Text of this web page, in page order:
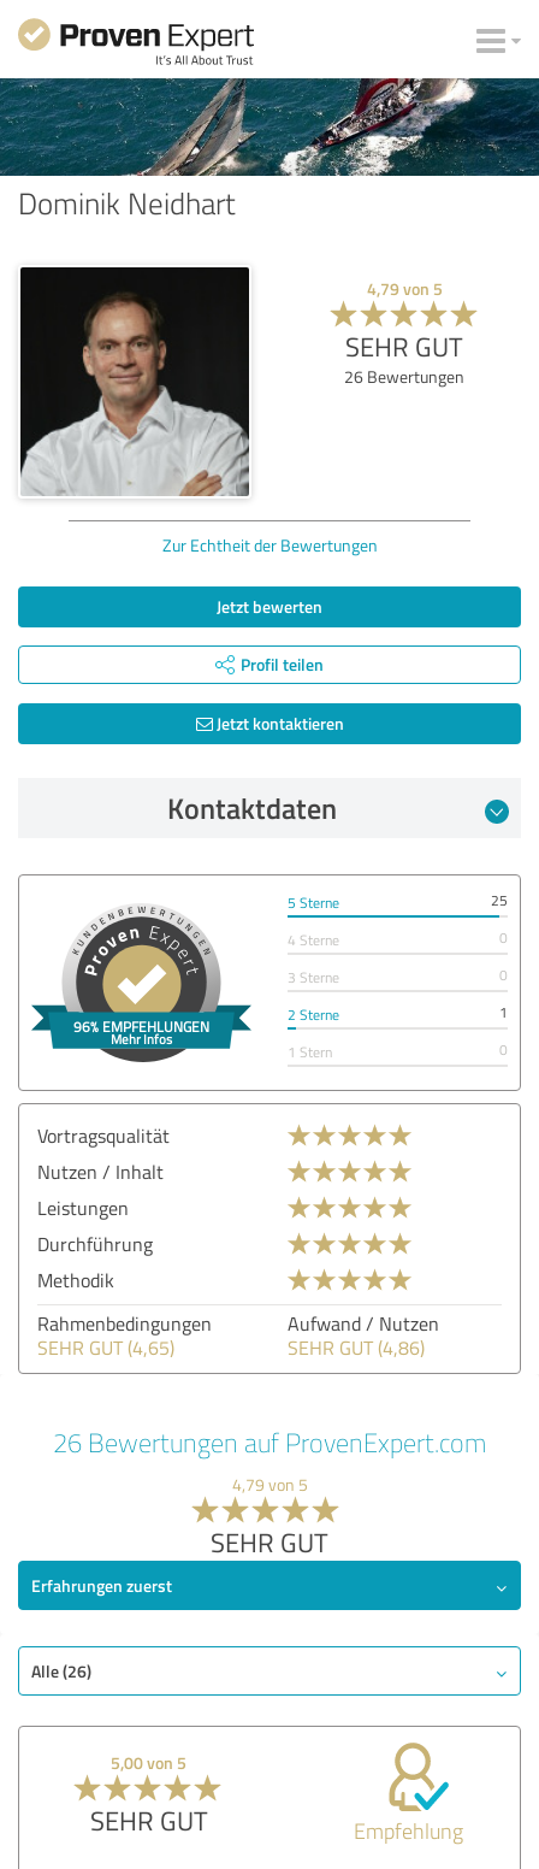
Dominik Neidhart
4,79von 5
SEHR GUT
26 Bewertungen
Zur Echtheit der Bewertungen
Jetzt bewerten
Profil teilen
Jetzt kontaktieren
Kontaktdaten
5 Sterne
25
4 Sterne
0
3 Sterne
0
2 Sterne
1
1 Stern
0
Vortragsqualität
Nutzen / Inhalt
Leistungen
Durchführung
Methodik
Rahmenbedingungen
SEHR GUT (4,65)
Aufwand / Nutzen
SEHR GUT (4,86)
26 Bewertungen auf ProvenExpert.com
4,79 von 5
SEHR GUT
Erfahrungen zuerst
Alle (26)
5,00 von 5
SEHR GUT Empfehlung